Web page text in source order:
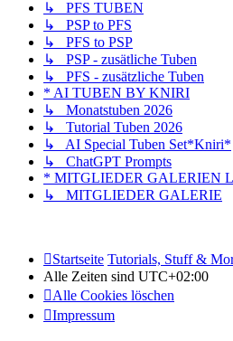
↳ PFS TUBEN
↳ PSP to PFS
↳ PFS to PSP
↳ PSP - zusätliche Tuben
↳ PFS - zusätzliche Tuben
* AI TUBEN BY KNIRI
↳ Monatstuben 2026
↳ Tutorial Tuben 2026
↳ AI Special Tuben Set*Kniri*
↳ ChatGPT Prompts
* MITGLIEDER GALERIEN
↳ MITGLIEDER GALERIE
Startseite Tutorials, Stuff &
Alle Zeiten sind UTC+02:00
Alle Cookies löschen
Impressum